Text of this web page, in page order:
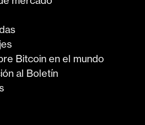
Bitcoin en el mundo
al Boletín